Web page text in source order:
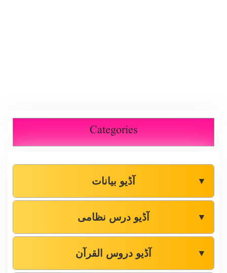
Categories
آڈیو بیانات ▼
آڈیو درس نظامی ▼
آڈیو دروس القرآن ▼